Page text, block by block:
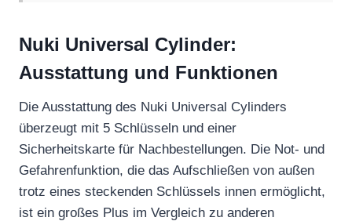
Nuki Universal Cylinder:
Ausstattung und Funktionen
Die Ausstattung des Nuki Universal Cylinders
überzeugt mit 5 Schlüsseln und einer
Sicherheitskarte für Nachbestellungen. Die Not- und
Gefahrenfunktion, die das Aufschließen von außen
trotz eines steckenden Schlüssels innen ermöglicht,
ist ein großes Plus im Vergleich zu anderen